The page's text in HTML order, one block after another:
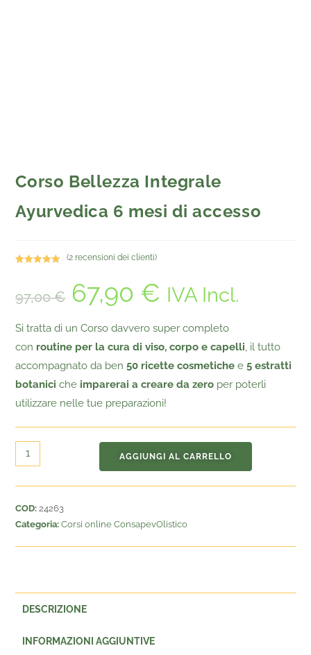
Corso Bellezza Integrale
Ayurvedica 6 mesi di accesso
base di
(2 recensioni dei clienti)
97,00€ 67,90 € IVA Incl.
Si tratta di un Corso davvero super completo
con routine per la cura di viso, corpo e capelli, il tutto
accompagnatoda ben50 ricette cosmetiche e5 estratti
botanici che impareraia creare da zero per poterli
utilizzare nelle tue preparazioni!
AGGIUNGI AL CARRELLO
COD: 24263
Categoria:Corsi online ConsapevOlistico
DESCRIZIONE
INFORMAZIONI AGGIUNTIVE